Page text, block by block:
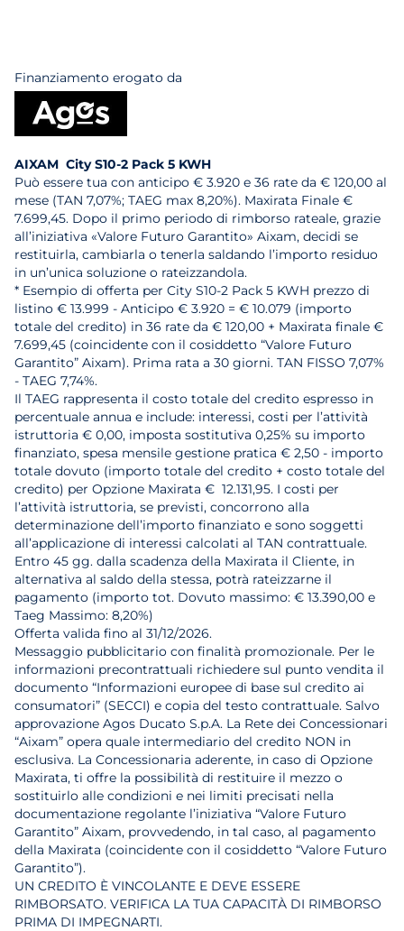
Finanziamento erogato da
AIXAM City S10-2 Pack 5 KWH
Può essere tua con anticipo € 3.920 e 36 rate da € 120,00 al
mese (TAN 7,07%; TAEG max 8,20%). Maxirata Finale €
7.699,45. Dopo il primo periodo di rimborso rateale, grazie
all’iniziativa «Valore Futuro Garantito» Aixam, decidi se
restituirla, cambiarla o tenerla saldando l’importo residuo
in un’unica soluzione o rateizzandola.
* Esempio di offerta per City S10-2 Pack 5 KWH prezzo di
listino € 13.999 - Anticipo € 3.920 = € 10.079 (importo
totale del credito) in 36 rate da € 120,00 + Maxirata finale €
7.699,45 (coincidente con il cosiddetto “Valore Futuro
Garantito” Aixam). Prima rata a 30 giorni. TAN FISSO 7,07%
- TAEG 7,74%.
Il TAEG rappresenta il costo totale del credito espresso in
percentuale annua e include: interessi, costi per l’attività
istruttoria € 0,00, imposta sostitutiva 0,25% su importo
finanziato, spesa mensile gestione pratica € 2,50 - importo
totale dovuto (importo totale del credito + costo totale del
credito) per Opzione Maxirata € 12.131,95. I costi per
l’attività istruttoria, se previsti, concorrono alla
determinazione dell’importo finanziato e sono soggetti
all’applicazione di interessi calcolati al TAN contrattuale.
Entro 45 gg. dalla scadenza della Maxirata il Cliente, in
alternativa al saldo della stessa, potrà rateizzarne il
pagamento (importo tot. Dovuto massimo: € 13.390,00 e
Taeg Massimo: 8,20%)
Offerta valida fino al 31/12/2026.
Messaggio pubblicitario con finalità promozionale. Per le
informazioni precontrattuali richiedere sul punto vendita il
documento “Informazioni europee di base sul credito ai
consumatori” (SECCI) e copia del testo contrattuale. Salvo
approvazione Agos Ducato S.p.A. La Rete dei Concessionari
“Aixam” opera quale intermediario del credito NON in
esclusiva. La Concessionaria aderente, in caso di Opzione
Maxirata, ti offre la possibilità di restituire il mezzo o
sostituirlo alle condizioni e nei limiti precisati nella
documentazione regolante l’iniziativa “Valore Futuro
Garantito” Aixam, provvedendo, in tal caso, al pagamento
della Maxirata (coincidente con il cosiddetto “Valore Futuro
Garantito”).
UN CREDITO È VINCOLANTE E DEVE ESSERE
RIMBORSATO. VERIFICA LA TUA CAPACITÀ DI RIMBORSO
PRIMA DI IMPEGNARTI.